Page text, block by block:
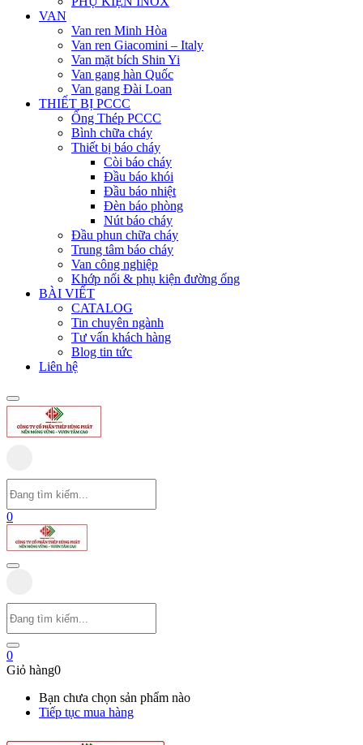
VAN
Van ren Minh Hòa
Van ren Giacomini – Italy
Van mặt bích Shin Yi
Van gang hàn Quốc
Van gang Đài Loan
THIẾT BỊ PCCC
Ống Thép PCCC
Bình chữa cháy
Thiết bị báo cháy
Còi báo cháy
Đầu báo khói
Đầu báo nhiệt
Đèn báo phòng
Nút báo cháy
Đầu phun chữa cháy
Trung tâm báo cháy
Van công nghiệp
Khớp nối & phụ kiện đường ống
BÀI VIẾT
CATALOG
Tin chuyên ngành
Tư vấn khách hàng
Blog tin tức
Liên hệ
0
0
Giỏ hàng0
Bạn chưa chọn sản phẩm nào
Tiếp tục mua hàng